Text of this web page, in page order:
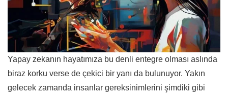
Yapay zekanın hayatımıza bu denli entegre olması aslında
biraz korku verse de çekici bir yanı da bulunuyor. Yakın
gelecek zamanda insanlar gereksinimlerini şimdiki gibi